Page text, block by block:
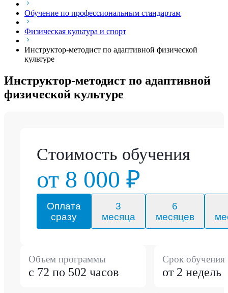
Обучение по профессиональным стандартам
Физическая культура и спорт
Инструктор-методист по адаптивной физической
культуре
Инструктор-методист по адаптивной
физической культуре
Стоимость обучения
от 8 000 ₽
Оплата
сразу
3
месяца
6
месяцев
Объем программы
с 72 по 502 часов
Срок обучения
от 2 недель